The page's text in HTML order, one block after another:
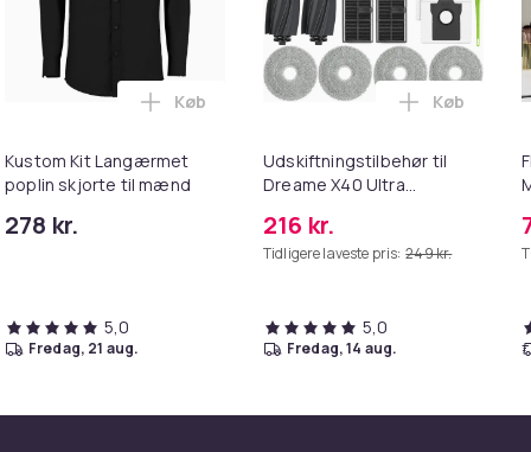
til voksne i kurven
til Worx trådtrimmer i kurven
Kustom Kit Langærmet
poplin skjorte til mænd
278 kr.
Læg Kustom Kit Langærmet poplin
Køb
5,0
fredag, 21 aug.
Udskiftningstilbehør til
Dreame X40 Ultra
216 kr.
Tidligere laveste pris: 249 kr.
Læg
Køb
5,0
fredag, 14 aug.